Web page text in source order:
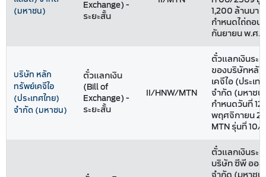
(มหาชน)
Exchange) -
ระยะสั้น
1,200 ล้านบา
กำหนดไถ่ถอน
กันยายน พ.ศ.
บริษัท หลัก
ทรัพย์เคจีไอ
(ประเทศไทย)
จำกัด (มหาชน)
ตั๋วแลกเงิน
(Bill of
Exchange) -
ระยะสั้น
II/HNW/MTN
ตั๋วแลกเงินระ
ของบริษัทหลั
เคจีไอ (ประเท
จำกัด (มหาช
กำหนดวันที่ 12
พฤศจิกายน
MTN รุ่นที่ 10/
ตั๋วแลกเงินระ
บริษัท ซีพี ออ